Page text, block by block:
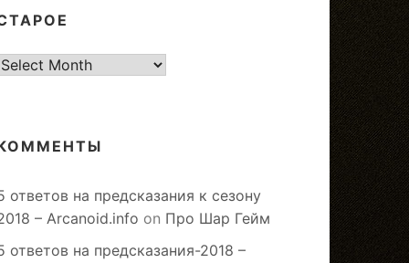
ответов на предсказания к сезону
– Arcanoid.info on Про Шар Гейм
ответов на предсказания-2018 –